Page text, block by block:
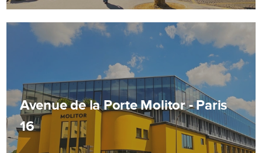
Avenue de la Porte Molitor - Paris
16